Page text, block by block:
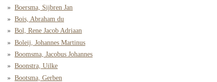
Boersma, Sijbren Jan
Bois, Abraham du
Bol, Rene Jacob Adriaan
Boleij, Johannes Martinus
Boomsma, Jacobus Johannes
Boonstra, Uilke
Bootsma, Gerben